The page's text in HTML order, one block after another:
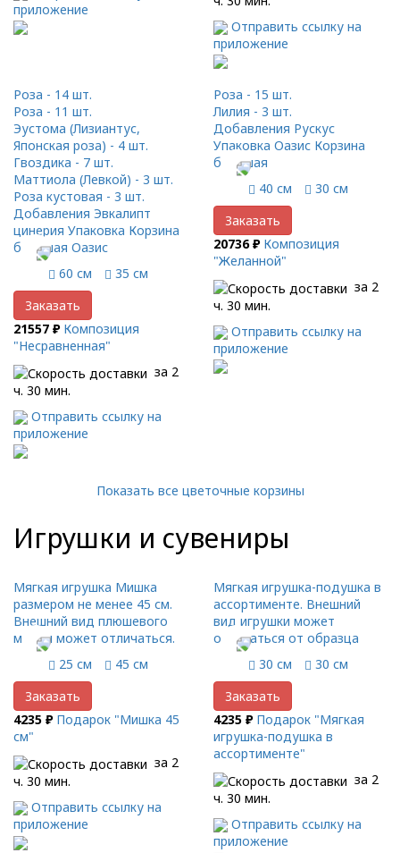
приложение
Отправить ссылку на
приложение
Роза - 14 шт.
Роза - 11 шт.
Эустома (Лизиантус,
Японская роза) - 4 шт.
Гвоздика - 7 шт.
Маттиола (Левкой) - 3 шт.
Роза кустовая - 3 шт.
Добавления Эвкалипт
цинерия Упаковка Корзина
большая Оазис
60 см
35 см
Заказать
21557 ₽ Композиция
"Несравненная"
за 2
ч. 30 мин.
Отправить ссылку на
приложение
Роза - 15 шт.
Лилия - 3 шт.
Добавления Рускус
Упаковка Оазис Корзина
большая
40 см
30 см
Заказать
20736 ₽ Композиция
"Желанной"
за 2
ч. 30 мин.
Отправить ссылку на
приложение
Показать все цветочные корзины
Игрушки и сувениры
Мягкая игрушка Мишка
размером не менее 45 см.
Внешний вид плюшевого
мишки может отличаться.
25 см
45 см
Заказать
4235 ₽ Подарок "Мишка 45
см"
за 2
ч. 30 мин.
Отправить ссылку на
приложение
Мягкая игрушка-подушка в
ассортименте. Внешний
вид игрушки может
отличаться от образца
30 см
30 см
Заказать
4235 ₽ Подарок "Мягкая
игрушка-подушка в
ассортименте"
за 2
ч. 30 мин.
Отправить ссылку на
приложение